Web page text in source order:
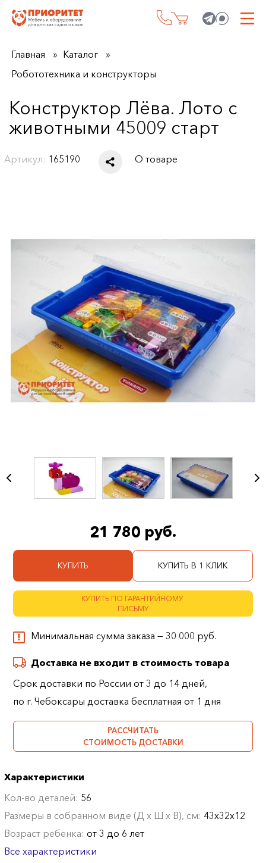
Главная
Каталог
Робототехника и конструкторы
Конструктор Лёва. Лото с
животными 45009 старт
Артикул: 165190 О товаре
21 780 руб.
КУПИТЬ КУПИТЬ В 1 КЛИК
КУПИТЬ ПО ГАРАНТИЙНОМУ
ПИСЬМУ
Минимальная сумма заказа — 30 000 руб.
Доставка не входит в стоимость товара
Срок доставки по России от 3 до 14 дней,
по г. Чебоксары доставка бесплатная от 1 дня
РАССЧИТАТЬ
СТОИМОСТЬ ДОСТАВКИ
Характеристики
Кол-во деталей: 56
Размеры в собранном виде (Д х Ш х В), см: 43х32х12
Возраст ребенка:от 3 до 6 лет
Все характеристики